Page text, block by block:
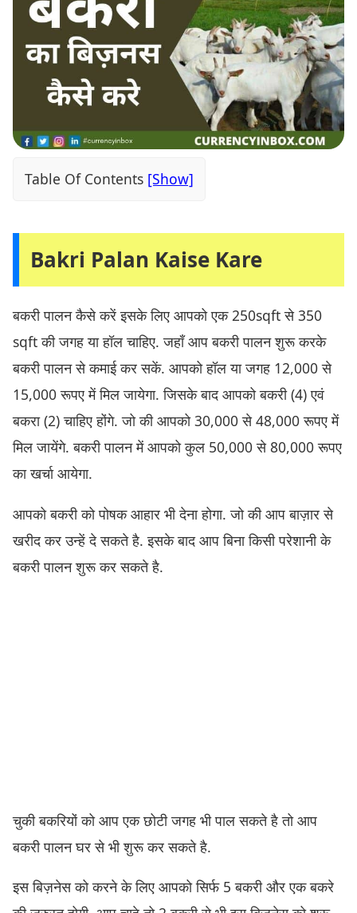
Table Of Contents
Bakri Palan Kaise Kare
बकरी पालन कैसे करें इसके लिए आपको एक 250sqft से 350
sqft की जगह या हॉल चाहिए. जहाँ आप बकरी पालन शुरू करके
बकरी पालन से कमाई कर सकें. आपको हॉल या जगह 12,000 से
15,000 रूपए में मिल जायेगा. जिसके बाद आपको बकरी (4) एवं
बकरा (2) चाहिए होंगे. जो की आपको 30,000 से 48,000 रूपए में
मिल जायेंगे. बकरी पालन में आपको कुल 50,000 से 80,000 रूपए
का खर्चा आयेगा.
आपको बकरी को पोषक आहार भी देना होगा. जो की आप बाज़ार से
खरीद कर उन्हें दे सकते है. इसके बाद आप बिना किसी परेशानी के
बकरी पालन शुरू कर सकते है.
चुकी बकरियों को आप एक छोटी जगह भी पाल सकते है तो आप
बकरी पालन घर से भी शुरू कर सकते है.
इस बिज़नेस को करने के लिए आपको सिर्फ 5 बकरी और एक बकरे